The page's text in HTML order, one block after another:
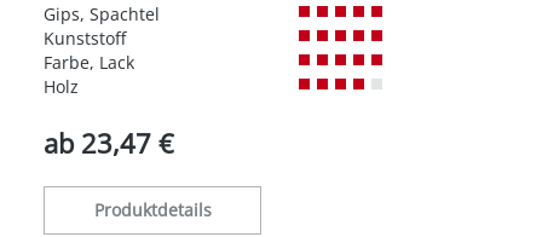
Gips, Spachtel
Kunststoff
Farbe, Lack
Holz
ab 23,47 €
Produktdetails